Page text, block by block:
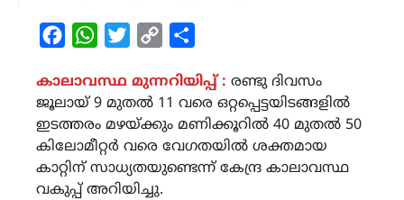
FacebookWhatsAppTwitterCopy
കാലാവസ്ഥ മുന്നറിയിപ്പ് : രണ്ടു ദിവസം
ജൂലായ് 9 മുതൽ 11 വരെ ഒറ്റപ്പെട്ടയിടങ്ങളിൽ
ഇടത്തരം മഴയ്ക്കും മണിക്കൂറിൽ 40 മുതൽ 50
കിലോമീറ്റർ വരെ വേഗതയിൽ ശക്തമായ
കാറ്റിന് സാധ്യതയുണ്ടെന്ന് കേന്ദ്ര കാലാവസ്ഥ
വകുപ്പ് അറിയിച്ചു.